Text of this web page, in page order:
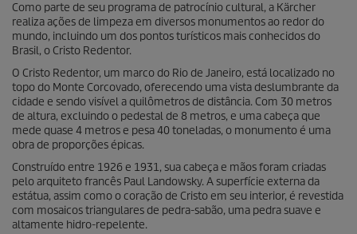
Como parte de seu programa de patrocínio cultural, a Kärcher
realiza ações de limpeza em diversos monumentos ao redor do
mundo, incluindo um dos pontos turísticos mais conhecidos do
Brasil, o Cristo Redentor.
O Cristo Redentor, um marco do Rio de Janeiro, está localizado no
topo do Monte Corcovado, oferecendo uma vista deslumbrante da
cidade e sendo visível a quilômetros de distância. Com 30 metros
de altura, excluindo o pedestal de 8 metros, e uma cabeça que
mede quase 4 metros e pesa 40 toneladas, o monumento é uma
obra de proporções épicas.
Construído entre 1926 e 1931, sua cabeça e mãos foram criadas
pelo arquiteto francês Paul Landowsky. A superfície externa da
estátua, assim como o coração de Cristo em seu interior, é revestida
com mosaicos triangulares de pedra-sabão, uma pedra suave e
altamente hidro-repelente.